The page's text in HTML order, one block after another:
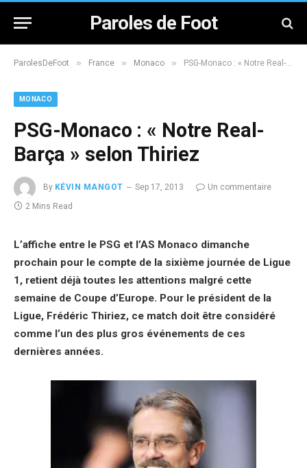
Paroles de Foot
ParolesDeFoot » France » Monaco » PSG-Monaco : « Notre Real-Barça » selon Thiriez
MONACO
PSG-Monaco : « Notre Real-
Barça » selon Thiriez
By KÉVIN MANGOT Sep 17, 2013
Un commentaire
2 Mins Read
L’affiche entre le PSG et l’AS Monaco dimanche
prochain pour le compte de la sixième journée de Ligue
1, retient déjà toutes les attentions malgré cette
semaine de Coupe d’Europe. Pour le président de la
Ligue, Frédéric Thiriez, ce match doit être considéré
comme l’un des plus gros événements de ces
dernières années.